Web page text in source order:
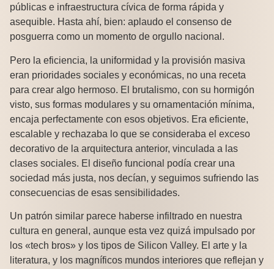
públicas e infraestructura cívica de forma rápida y
asequible. Hasta ahí, bien: aplaudo el consenso de
posguerra como un momento de orgullo nacional.
Pero la eficiencia, la uniformidad y la provisión masiva
eran prioridades sociales y económicas, no una receta
para crear algo hermoso. El brutalismo, con su hormigón
visto, sus formas modulares y su ornamentación mínima,
encaja perfectamente con esos objetivos. Era eficiente,
escalable y rechazaba lo que se consideraba el exceso
decorativo de la arquitectura anterior, vinculada a las
clases sociales. El diseño funcional podía crear una
sociedad más justa, nos decían, y seguimos sufriendo las
consecuencias de esas sensibilidades.
Un patrón similar parece haberse infiltrado en nuestra
cultura en general, aunque esta vez quizá impulsado por
los «tech bros» y los tipos de Silicon Valley. El arte y la
literatura, y los magníficos mundos interiores que reflejan y